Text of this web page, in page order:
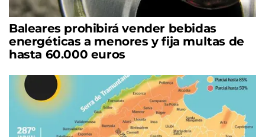
Baleares prohibirá vender bebidas
energéticas a menores y fija multas de
hasta 60.000 euros